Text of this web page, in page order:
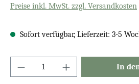
Preise inkl. MwSt. zzgl. Versandkosten
Sofort verfügbar, Lieferzeit: 3-5
In